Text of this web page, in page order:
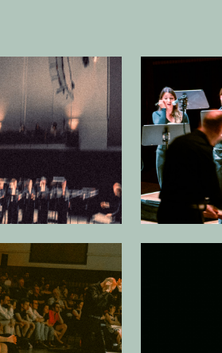
Open afbeelding in popup
Open afbeelding in popup